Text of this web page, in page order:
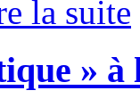
la suite
» à